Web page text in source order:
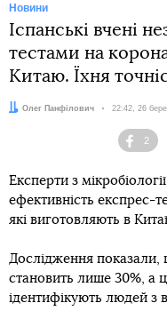
Новини
Іспанські вчені
тестами на
Китаю. Їхня
Автор:
Олег Панфілович Дата:
22:42, 26
2
Експерти з
ефективність експрес-
які виготовляють в
Дослідження показали,
становить лише 30%, а
ідентифікують людей з